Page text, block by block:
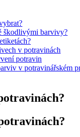
škodlivými barvivy?
v potravinách
potravin
v potravinářském